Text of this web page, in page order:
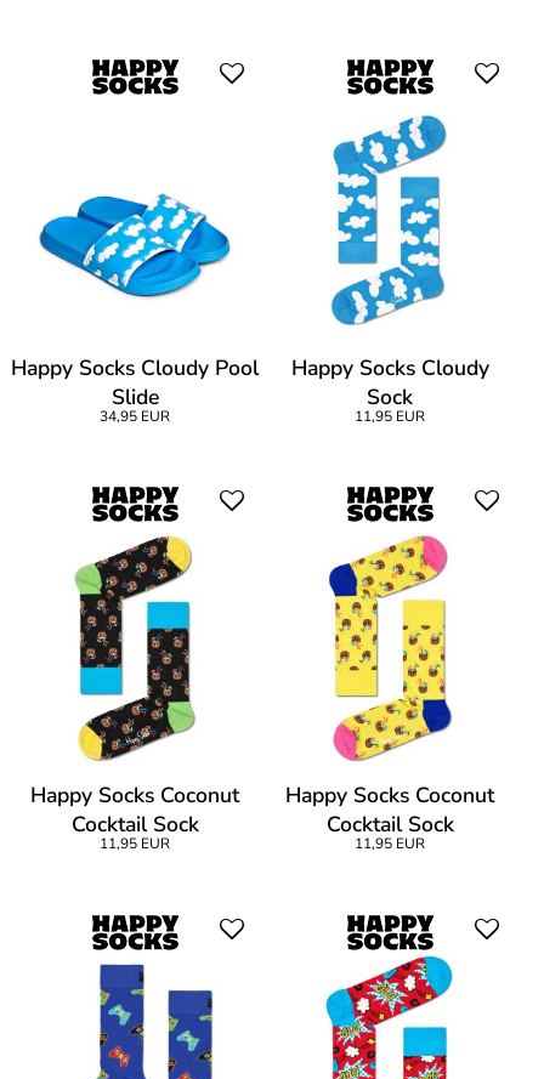
Happy Socks Cloudy Pool
Slide
34,95 EUR
Happy Socks Cloudy
Sock
11,95 EUR
Happy Socks Coconut
Cocktail Sock
11,95 EUR
Happy Socks Coconut
Cocktail Sock
11,95 EUR